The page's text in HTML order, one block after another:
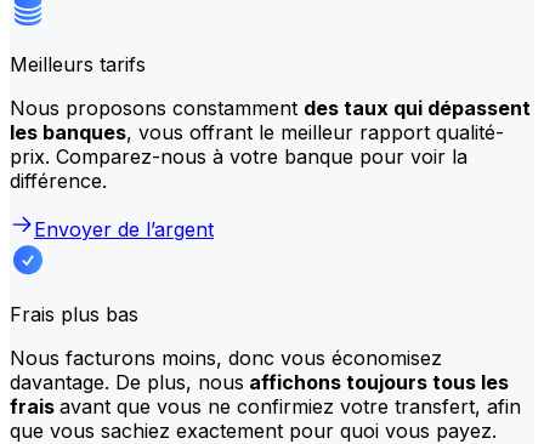
Meilleurs tarifs
Nous proposons constamment des taux qui dépassent
les banques, vous offrant le meilleur rapport qualité-
prix. Comparez-nous à votre banque pour voir la
différence.
Envoyer de l’argent
Frais plus bas
Nous facturons moins, donc vous économisez
davantage. De plus, nous affichons toujours tous les
frais avant que vous ne confirmiez votre transfert, afin
que vous sachiez exactement pour quoi vous payez.